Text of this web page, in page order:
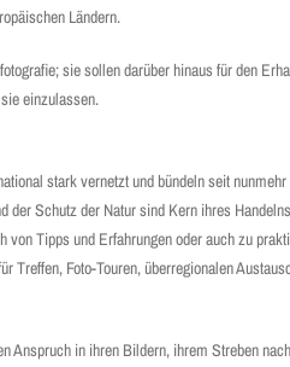
Ländern.
sie sollen darüber hinaus für den
einzulassen.
stark vernetzt und bündeln seit
der Schutz der Natur sind Kern ihres
Tipps und Erfahrungen oder auch zu
Treffen, Foto-Touren, überregionalen
Anspruch in ihren Bildern, ihrem Streben